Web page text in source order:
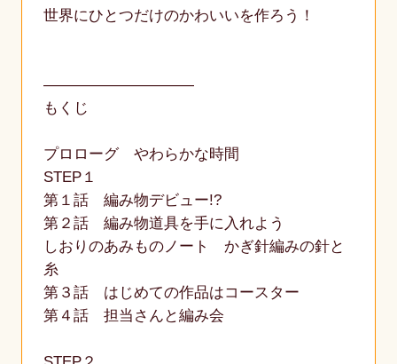
世界にひとつだけのかわいいを作ろう！
――――――――――
もくじ
プロローグ やわらかな時間
STEP１
第１話 編み物デビュー!?
第２話 編み物道具を手に入れよう
しおりのあみものノート かぎ針編みの針と
糸
第３話 はじめての作品はコースター
第４話 担当さんと編み会